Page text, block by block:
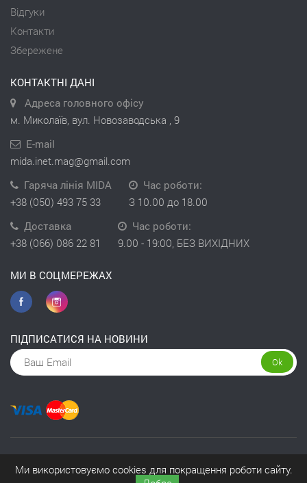
Відгуки
Контакти
Збережене
КОНТАКТНІ ДАНІ
Адреса головного офісу
м. Миколаїв, вул. Новозаводська , 9
E-mail
mida.inet.mag@gmail.com
Гаряча лінія MIDA
+38 (050) 493 75 33
Час роботи:
З 10.00 до 18.00
Доставка
+38 (066) 086 22 81
Час роботи:
9.00 - 19:00, БЕЗ ВИХІДНИХ
МИ В СОЦМЕРЕЖАХ
ПІДПИСАТИСЯ НА НОВИНИ
Ok
Ми використовуємо cookies для покращення роботи сайту.